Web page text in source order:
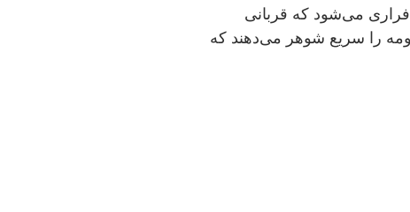
مى‌شود که قربانى
را سريع شوهر مى‌دهند که